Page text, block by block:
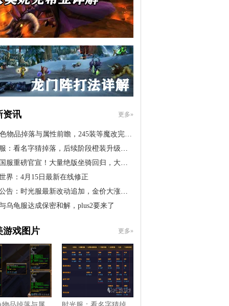
资讯 更多»
物品掉落与属性前瞻，245装等魔改完…
：看名字猜掉落，后续阶段橙装升级道…
服重磅官宣！大量绝版坐骑回归，大米…
界：4月15日最新在线修正
告：时光服最新改动追加，金价大涨！…
乌龟服达成保密和解，plus2要来了
游戏图片 更多»